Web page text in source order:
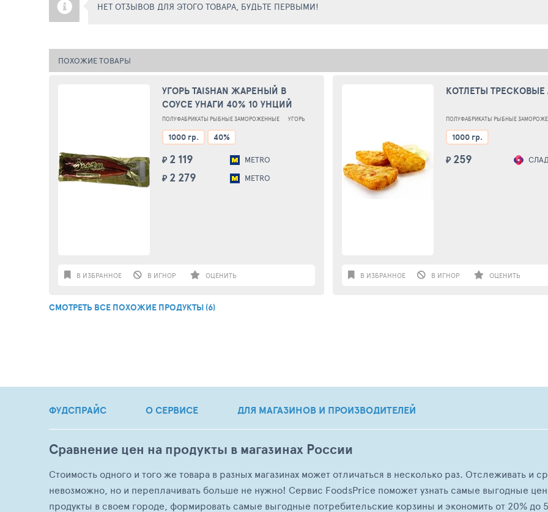
НЕТ ОТЗЫВОВ ДЛЯ ЭТОГО ТОВАРА, БУДЬТЕ ПЕРВЫМИ!
ПОХОЖИЕ ТОВАРЫ
УГОРЬ TAISHAN ЖАРЕНЫЙ В
СОУСЕ УНАГИ 40% 10 УНЦИЙ
СВЕЖЕМОРОЖЕНЫЙ ~1 КГ
ПОЛУФАБРИКАТЫ РЫБНЫЕ ЗАМОРОЖЕННЫЕ УГОРЬ
1000 гр. 40%
₽ 2 119 METRO
₽ 2 279 METRO
В ИЗБРАННОЕ В ИГНОР ОЦЕНИТЬ
КОТЛЕТЫ ТРЕСКОВЫЕ
ПОЛУФАБРИКАТЫ РЫБНЫЕ
1000 гр.
₽ 259
В ИЗБРАННОЕ В ИГНОР ОЦЕНИТЬ
СМОТРЕТЬ ВСЕ ПОХОЖИЕ ПРОДУКТЫ (6)
ФУДСПРАЙС О СЕРВИСЕ ДЛЯ МАГАЗИНОВ И ПРОИЗВОДИТЕЛЕЙ
Сравнение цен на продукты в магазинах России
Стоимость одного и того же товара в разных магазинах может отличаться в несколько раз. Отслеживать и
невозможно, но и переплачивать больше не нужно! Сервис FoodsPrice поможет узнать самые выгодные
продукты в своем городе, формировать самые выгодные потребительские корзины и экономить от 20% до